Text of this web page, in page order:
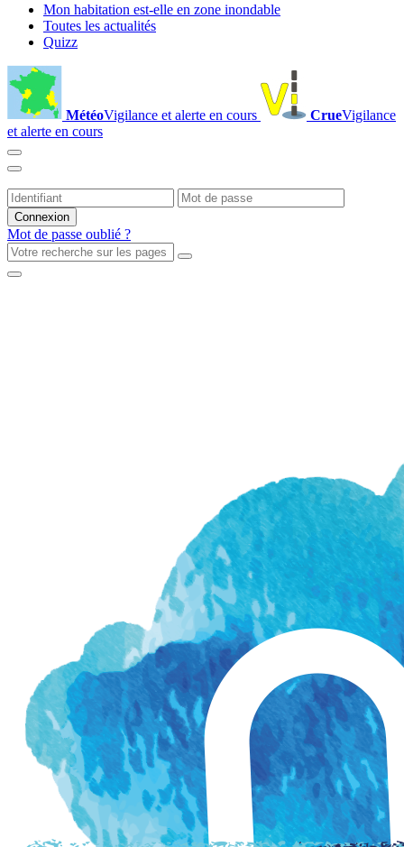
Mon habitation est-elle en zone inondable
Toutes les actualités
Quizz
MétéoVigilance et alerte en cours CrueVigilance
et alerte en cours
Mot de passe oublié ?